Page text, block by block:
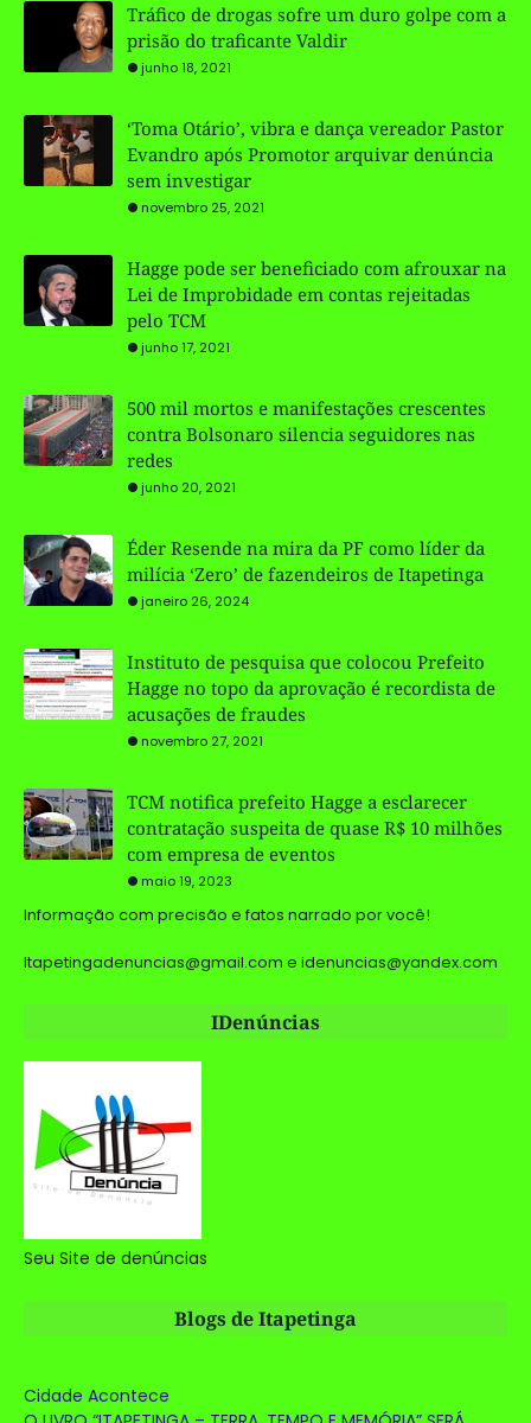
Tráfico de drogas sofre um duro golpe com a
prisão do traficante Valdir
junho 18, 2021
‘Toma Otário’, vibra e dança vereador Pastor
Evandro após Promotor arquivar denúncia
sem investigar
novembro 25, 2021
Hagge pode ser beneficiado com afrouxar na
Lei de Improbidade em contas rejeitadas
pelo TCM
junho 17, 2021
500 mil mortos e manifestações crescentes
contra Bolsonaro silencia seguidores nas
redes
junho 20, 2021
Éder Resende na mira da PF como líder da
milícia ‘Zero’ de fazendeiros de Itapetinga
janeiro 26, 2024
Instituto de pesquisa que colocou Prefeito
Hagge no topo da aprovação é recordista de
acusações de fraudes
novembro 27, 2021
TCM notifica prefeito Hagge a esclarecer
contratação suspeita de quase R$ 10 milhões
com empresa de eventos
maio 19, 2023
Informação com precisão e fatos narrado por você!
Itapetingadenuncias@gmail.com e idenuncias@yandex.com
IDenúncias
Seu Site de denúncias
Blogs de Itapetinga
Cidade Acontece